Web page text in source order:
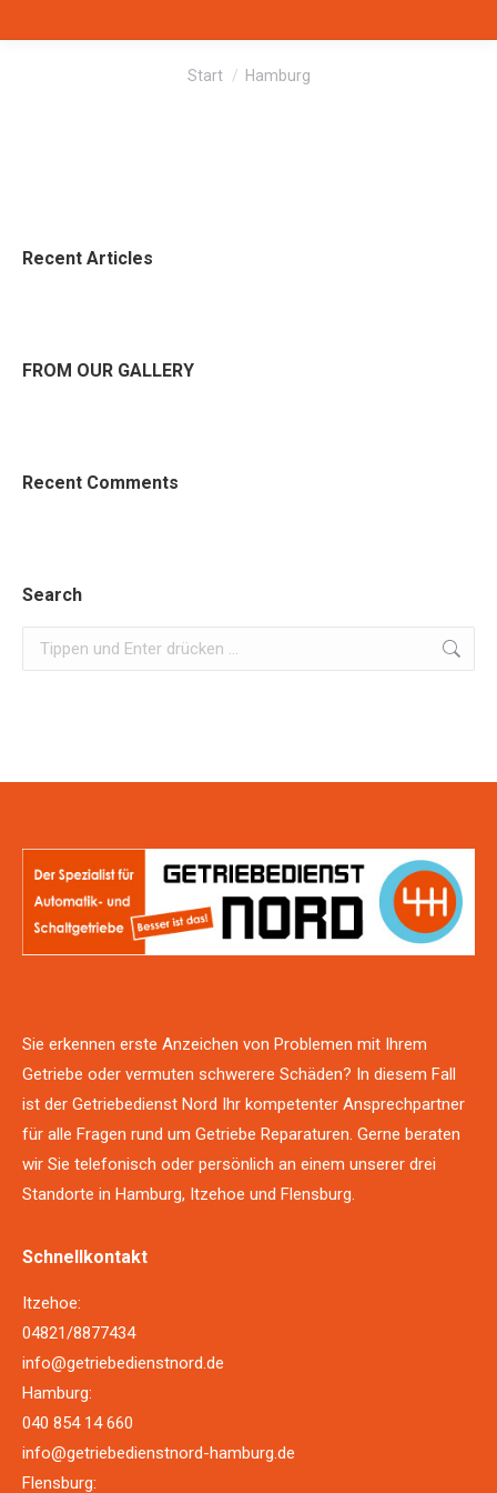
Sie befinden sich hier:
Start Hamburg
Recent Articles
FROM OUR GALLERY
Recent Comments
Search
Search:
Sie erkennen erste Anzeichen von Problemen mit Ihrem
Getriebe oder vermuten schwerere Schäden? In diesem Fall
ist der Getriebedienst Nord Ihr kompetenter Ansprechpartner
für alle Fragen rund um Getriebe Reparaturen. Gerne beraten
wir Sie telefonisch oder persönlich an einem unserer drei
Standorte in Hamburg, Itzehoe und Flensburg.
Schnellkontakt
Itzehoe:
04821/8877434
info@getriebedienstnord.de
Hamburg:
040 854 14 660
info@getriebedienstnord-hamburg.de
Flensburg: